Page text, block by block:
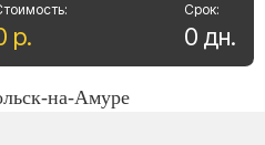
р.
Срок:
0 дн.
на-Амуре